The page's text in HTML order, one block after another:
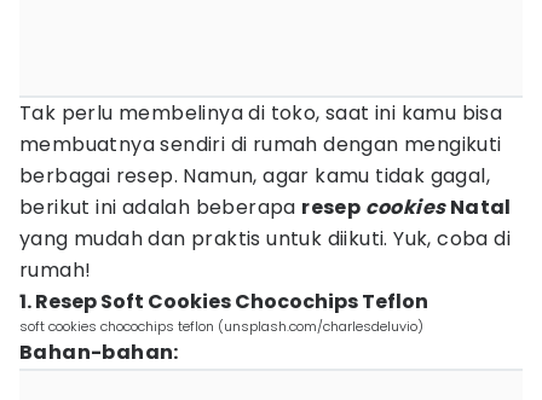
Tak perlu membelinya di toko, saat ini kamu bisa
membuatnya sendiri di rumah dengan mengikuti
berbagai resep. Namun, agar kamu tidak gagal,
berikut ini adalah beberapa resep cookiesNatal
yang mudah dan praktis untuk diikuti. Yuk, coba di
rumah!
1. Resep Soft Cookies Chocochips Teflon
soft cookies chocochips teflon (unsplash.com/charlesdeluvio)
Bahan-bahan: